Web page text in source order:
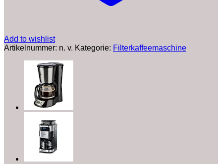
Add to wishlist
Artikelnummer: n. v. Kategorie: Filterkaffeemaschine